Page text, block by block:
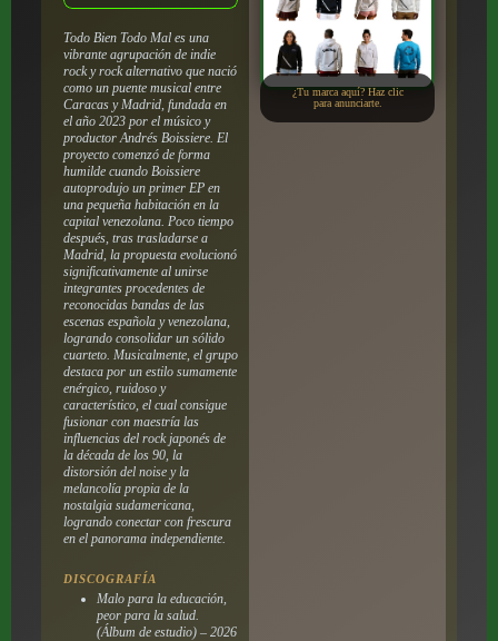
Todo Bien Todo Mal es una
vibrante agrupación de indie
rock y rock alternativo que nació
como un puente musical entre
Caracas y Madrid, fundada en
el año 2023 por el músico y
productor Andrés Boissiere. El
proyecto comenzó de forma
humilde cuando Boissiere
autoprodujo un primer EP en
una pequeña habitación en la
capital venezolana. Poco tiempo
después, tras trasladarse a
Madrid, la propuesta evolucionó
significativamente al unirse
integrantes procedentes de
reconocidas bandas de las
escenas española y venezolana,
logrando consolidar un sólido
cuarteto. Musicalmente, el grupo
destaca por un estilo sumamente
enérgico, ruidoso y
característico, el cual consigue
fusionar con maestría las
influencias del rock japonés de
la década de los 90, la
distorsión del noise y la
melancolía propia de la
nostalgia sudamericana,
logrando conectar con frescura
en el panorama independiente.
DISCOGRAFÍA
Malo para la educación,
peor para la salud.
(Álbum de estudio) – 2026
¿Tu marca aquí? Haz clic
para anunciarte.